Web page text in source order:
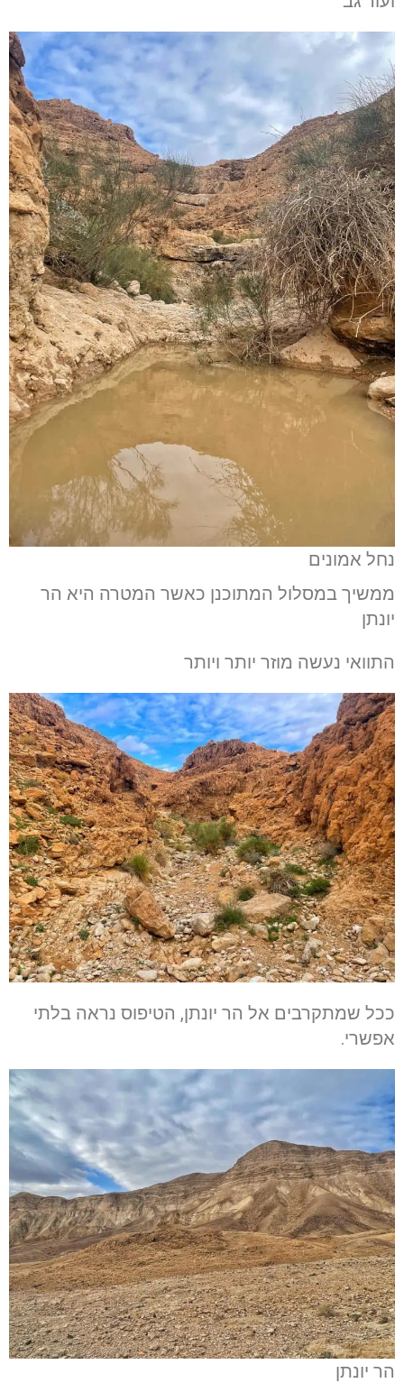
נחל אמונים
ממשיך במסלול המתוכנן כאשר המטרה היא הר
יונתן
התוואי נעשה מוזר יותר ויותר
ככל שמתקרבים אל הר יונתן, הטיפוס נראה בלתי
אפשרי.
הר יונתן